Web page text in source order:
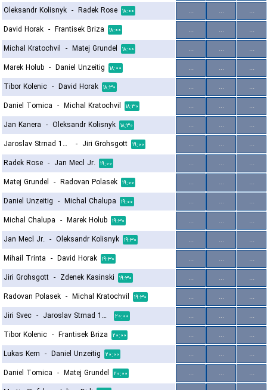
Oleksandr Kolisnyk - Radek Rose ۱۸:۰۰ ... ...
...
David Horak - Frantisek Briza ۱۸:۰۰ ... ...
...
Michal Kratochvil - Matej Grundel ۱۸:۰۰ ... ...
...
Marek Holub - Daniel Unzeitig ۱۸:۰۰ ... ...
...
Tibor Kolenic - David Horak ۱۸:۳۰ ... ...
...
Daniel Tomica - Michal Kratochvil ۱۸:۳۰ ... ...
...
Jan Kanera - Oleksandr Kolisnyk ۱۸:۳۰ ... ...
...
Jaroslav Strnad 1964
- Jiri Grohsgott ۱۹:۰۰ ... ...
...
Radek Rose - Jan Mecl Jr. ۱۹:۰۰ ... ...
...
Matej Grundel - Radovan Polasek ۱۹:۰۰ ... ...
...
Daniel Unzeitig - Michal Chalupa ۱۹:۰۰ ... ...
...
Michal Chalupa - Marek Holub ۱۹:۳۰ ... ...
...
Jan Mecl Jr. - Oleksandr Kolisnyk ۱۹:۳۰ ... ...
...
Mihail Trinta - David Horak ۱۹:۳۰ ... ...
...
Jiri Grohsgott - Zdenek Kasinski ۱۹:۳۰ ... ...
...
Radovan Polasek - Michal Kratochvil ۱۹:۳۰ ... ...
...
Jiri Svec - Jaroslav Strnad 1964 ۲۰:۰۰ ... ...
...
Tibor Kolenic - Frantisek Briza ۲۰:۰۰ ... ...
...
Lukas Kern - Daniel Unzeitig ۲۰:۰۰ ... ...
...
Daniel Tomica - Matej Grundel ۲۰:۰۰ ... ...
...